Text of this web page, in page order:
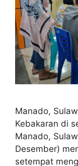
Manado,
Kebakaran di
Manado,
Desember)
setempat